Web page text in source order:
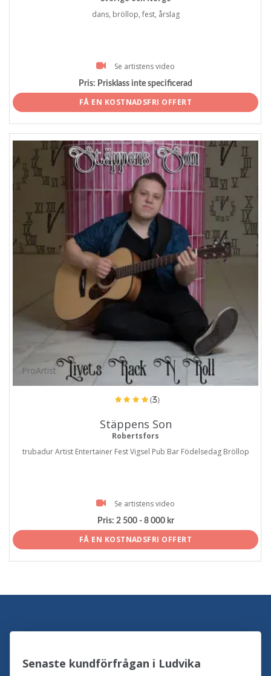
dans, bröllop, fest, årslag
Se artistens video
Pris: Prisklass inte specificerad
FÅ EN KOSTNADSFRI OFFERT
ProArtist
(3)
Stäppens Son
Robertsfors
trubadur Artist Entertainer Fest Vigsel Pub Bar Födelsedag Bröllop
Se artistens video
Pris: 2 500 - 8 000 kr
FÅ EN KOSTNADSFRI OFFERT
Senaste kundförfrågan i Ludvika